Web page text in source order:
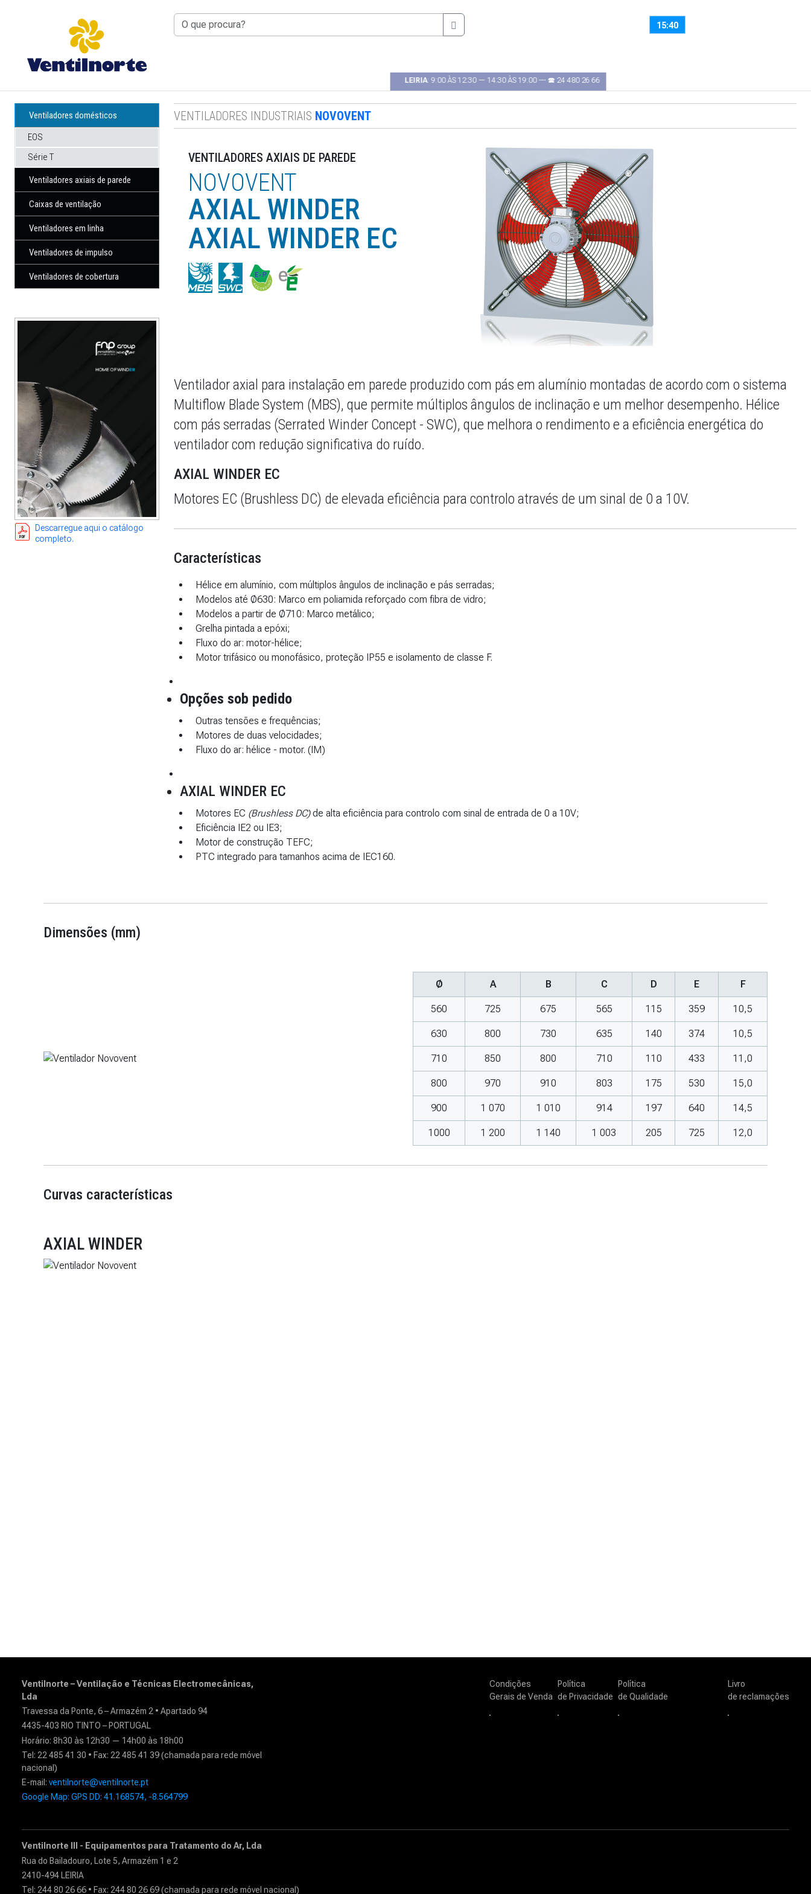
15:40
LEIRIA: 9:00 ÀS 12:30 — 14:30 ÀS 19:00 --- 🕿 24 480 26 66
Ventiladores domésticos
EOS
Série T
Ventiladores axiais de parede
Caixas de ventilação
Ventiladores em linha
Ventiladores de impulso
Ventiladores de cobertura
Descarregue aqui o catálogo
completo.
VENTILADORES INDUSTRIAIS NOVOVENT
VENTILADORES AXIAIS DE PAREDE
NOVOVENT
AXIAL WINDER
AXIAL WINDER EC
Ventilador axial para instalação em parede produzido com pás em alumínio montadas de acordo com o sistema
Multiflow Blade System (MBS), que permite múltiplos ângulos de inclinação e um melhor desempenho. Hélice
com pás serradas (Serrated Winder Concept - SWC), que melhora o rendimento e a eficiência energética do
ventilador com redução significativa do ruído.
AXIAL WINDER EC
Motores EC (Brushless DC) de elevada eficiência para controlo através de um sinal de 0 a 10V.
Características
Hélice em alumínio, com múltiplos ângulos de inclinação e pás serradas;
Modelos até Ø630: Marco em poliamida reforçado com fibra de vidro;
Modelos a partir de Ø710: Marco metálico;
Grelha pintada a epóxi;
Fluxo do ar: motor-hélice;
Motor trifásico ou monofásico, proteção IP55 e isolamento de classe F.
Opções sob pedido
Outras tensões e frequências;
Motores de duas velocidades;
Fluxo do ar: hélice - motor. (IM)
AXIAL WINDER EC
Motores EC (Brushless DC)de alta eficiência para controlo com sinal de entrada de 0 a 10V;
Eficiência IE2 ou IE3;
Motor de construção TEFC;
PTC integrado para tamanhos acima de IEC160.
Dimensões (mm)
Ø A B C D E F
560 725 675 565 115 359 10,5
630 800 730 635 140 374 10,5
710 850 800 710 110 433 11,0
800 970 910 803 175 530 15,0
900 1 070 1 010 914 197 640 14,5
1000 1 200 1 140 1 003 205 725 12,0
Curvas características
AXIAL WINDER
Ventilnorte – Ventilação e Técnicas Electromecânicas,
Lda
Travessa da Ponte, 6 – Armazém 2 • Apartado 94
4435-403 RIO TINTO – PORTUGAL
Horário: 8h30 às 12h30 — 14h00 às 18h00
Tel: 22 485 41 30 • Fax: 22 485 41 39 (chamada para rede móvel
nacional)
E-mail: ventilnorte@ventilnorte.pt
Google Map: GPS DD: 41.168574, -8.564799
Condições
Gerais de Venda
Política
de Privacidade
Política
de Qualidade
Livro
de reclamações
Ventilnorte III - Equipamentos para Tratamento do Ar, Lda
Rua do Bailadouro, Lote 5, Armazém 1 e 2
2410-494 LEIRIA
Tel: 244 80 26 66 • Fax: 244 80 26 69 (chamada para rede móvel nacional)